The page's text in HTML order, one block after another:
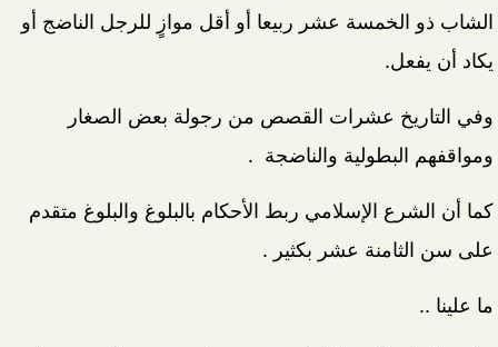
الشاب ذو الخمسة عشر ربيعا أو أقل موازٍ للرجل الناضج أو
يكاد أن يفعل.
وفي التاريخ عشرات القصص من رجولة بعض الصغار
ومواقفهم البطولية والناضجة .
كما أن الشرع الإسلامي ربط الأحكام بالبلوغ والبلوغ متقدم
على سن الثامنة عشر بكثير .
ما علينا ..